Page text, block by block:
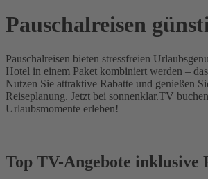
Pauschalreisen
Pauschalreisen bieten stressfreien
Hotel in einem Paket kombiniert werden –
Nutzen Sie attraktive Rabatte und genießen
Reiseplanung. Jetzt bei sonnenklar.TV
Urlaubsmomente erleben!
Top TV-Angebote inklusive